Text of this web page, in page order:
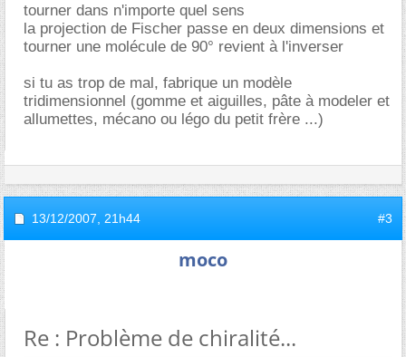
tourner dans n'importe quel sens
la projection de Fischer passe en deux dimensions et
tourner une molécule de 90° revient à l'inverser
si tu as trop de mal, fabrique un modèle
tridimensionnel (gomme et aiguilles, pâte à modeler et
allumettes, mécano ou légo du petit frère ...)
13/12/2007, 21h44 #3
moco
Re : Problème de chiralité...